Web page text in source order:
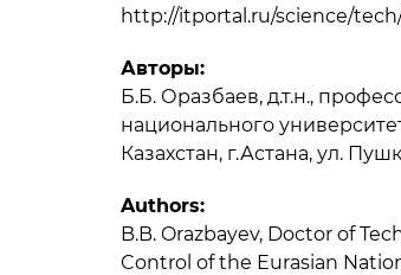
http://itportal.ru/science/
Авторы:
Б.Б. Оразбаев, д.т.н.,
национального
Казахстан, г.Астана, ул.
Authors:
B.B. Orazbayev, Doctor of
Control of the Eurasian